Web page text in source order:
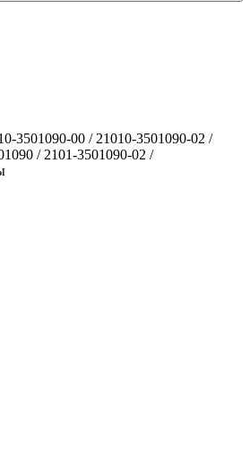
3501090-00 / 21010-3501090-02 /
/ 2101-3501090-02 /